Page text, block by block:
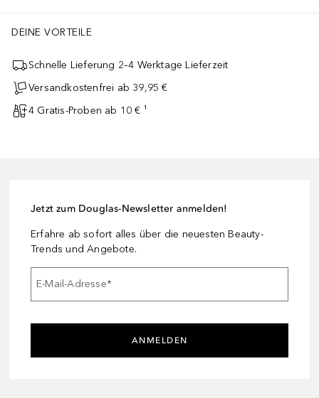
DEINE VORTEILE
Schnelle Lieferung 2–4 Werktage Lieferzeit
Versandkostenfrei ab 39,95 €
4 Gratis-Proben ab 10 € ¹
Jetzt zum Douglas-Newsletter anmelden!
Erfahre ab sofort alles über die neuesten Beauty-
Trends und Angebote.
E-Mail-Adresse*
ANMELDEN